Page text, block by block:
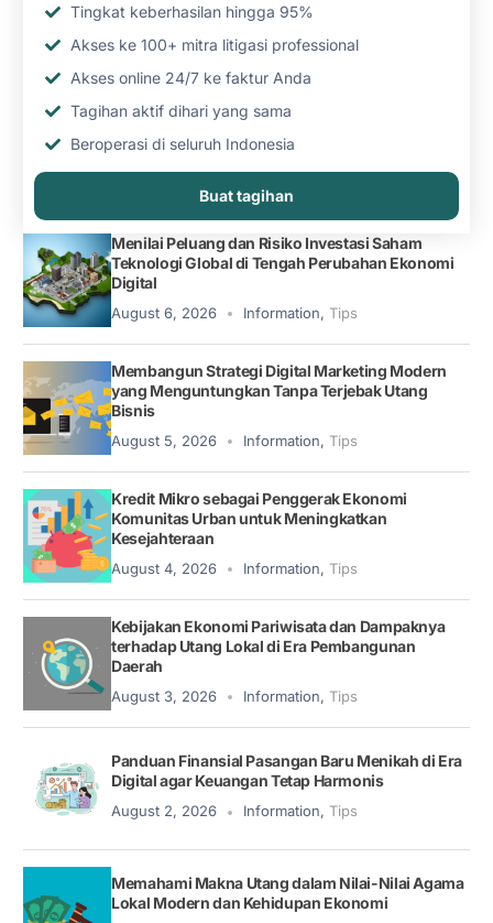
Tingkat keberhasilan hingga 95%
Akses ke 100+ mitra litigasi professional
Akses online 24/7 ke faktur Anda
Tagihan aktif dihari yang sama
Beroperasi di seluruh Indonesia
Buat tagihan
Menilai Peluang dan Risiko Investasi Saham
Teknologi Global di Tengah Perubahan Ekonomi
Digital
August 6, 2026 Information, Tips
Membangun Strategi Digital Marketing Modern
yang Menguntungkan Tanpa Terjebak Utang
Bisnis
August 5, 2026 Information, Tips
Kredit Mikro sebagai Penggerak Ekonomi
Komunitas Urban untuk Meningkatkan
Kesejahteraan
August 4, 2026 Information, Tips
Kebijakan Ekonomi Pariwisata dan Dampaknya
terhadap Utang Lokal di Era Pembangunan
Daerah
August 3, 2026 Information, Tips
Panduan Finansial Pasangan Baru Menikah di Era
Digital agar Keuangan Tetap Harmonis
August 2, 2026 Information, Tips
Memahami Makna Utang dalam Nilai-Nilai Agama
Lokal Modern dan Kehidupan Ekonomi